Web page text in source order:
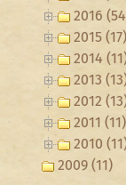
2016
2015 (17)
2014
2013
2012
2011 (11)
2010
2009 (11)